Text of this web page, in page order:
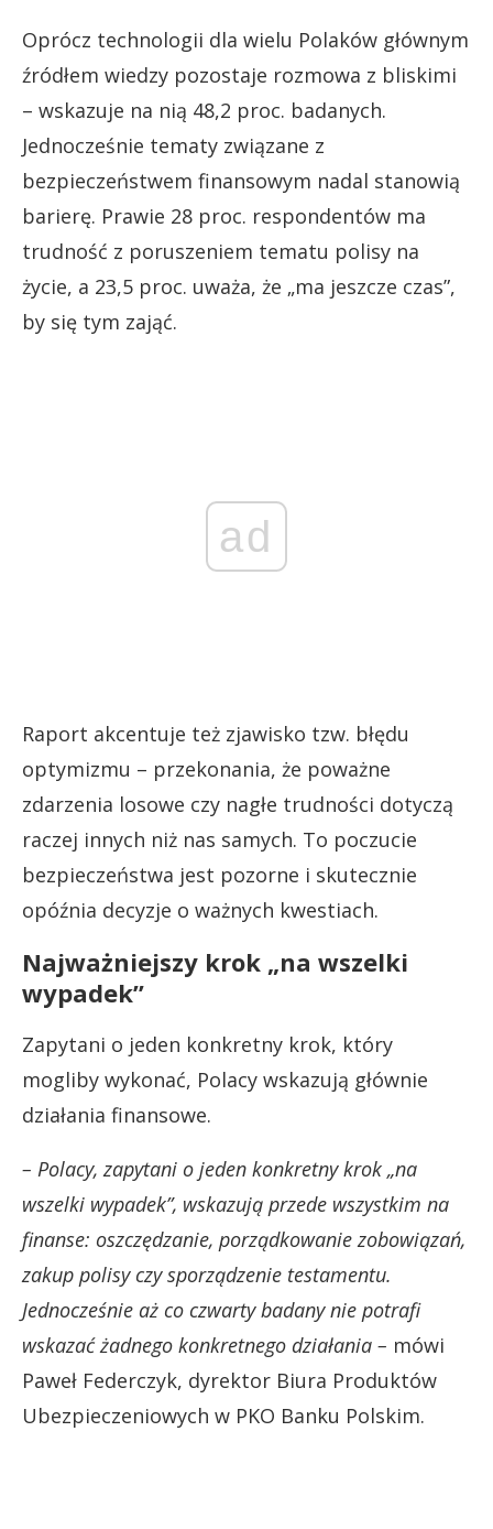
Oprócz technologii dla wielu Polaków głównym
źródłem wiedzy pozostaje rozmowa z bliskimi
– wskazuje na nią 48,2 proc. badanych.
Jednocześnie tematy związane z
bezpieczeństwem finansowym nadal stanowią
barierę. Prawie 28 proc. respondentów ma
trudność z poruszeniem tematu polisy na
życie, a 23,5 proc. uważa, że „ma jeszcze czas”,
by się tym zająć.
ad
Raport akcentuje też zjawisko tzw. błędu
optymizmu – przekonania, że poważne
zdarzenia losowe czy nagłe trudności dotyczą
raczej innych niż nas samych. To poczucie
bezpieczeństwa jest pozorne i skutecznie
opóźnia decyzje o ważnych kwestiach.
Najważniejszy krok „na wszelki
wypadek”
Zapytani o jeden konkretny krok, który
mogliby wykonać, Polacy wskazują głównie
działania finansowe.
– Polacy, zapytani o jeden konkretny krok „na
wszelki wypadek”, wskazują przede wszystkim na
finanse: oszczędzanie, porządkowanie zobowiązań,
zakup polisy czy sporządzenie testamentu.
Jednocześnie aż co czwarty badany nie potrafi
wskazać żadnego konkretnego działania – mówi
Paweł Federczyk, dyrektor Biura Produktów
Ubezpieczeniowych w PKO Banku Polskim.